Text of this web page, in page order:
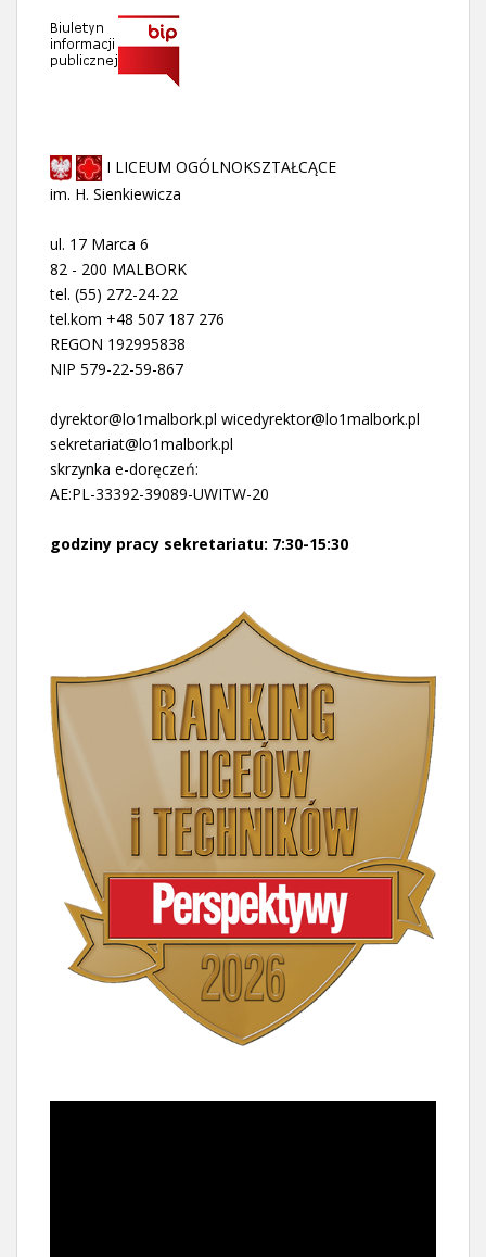
I LICEUM OGÓLNOKSZTAŁCĄCE
im. H. Sienkiewicza
ul. 17 Marca 6
82 - 200 MALBORK
tel. (55) 272-24-22
tel.kom +48 507 187 276
REGON 192995838
NIP 579-22-59-867
dyrektor@lo1malbork.pl wicedyrektor@lo1malbork.pl
sekretariat@lo1malbork.pl
skrzynka e-doręczeń:
AE:PL-33392-39089-UWITW-20
godziny pracy sekretariatu: 7:30-15:30